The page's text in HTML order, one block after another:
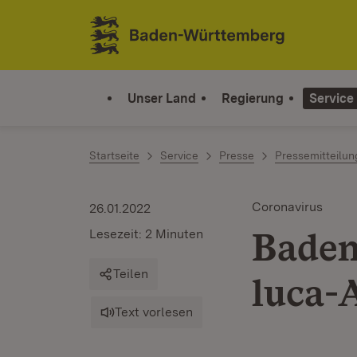
Zum Inhalt springen
Link zur Startseite
Unser Land Regierung Service
Startseite Service Presse
Coronavirus
luca-
26.01.2022
Lesezeit: 2 Minuten
Teilen
Text vorlesen